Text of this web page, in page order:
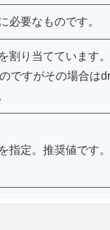
必要なものです。
割り当てています。
ですがその場合は
指定。推奨値です。